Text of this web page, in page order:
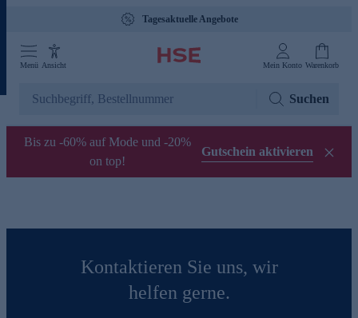
Tagesaktuelle Angebote
Menü Ansicht Mein Konto Warenkorb
Suchen
Bis zu -60% auf Mode und -20%
on top!
Gutschein aktivieren
Kontaktieren Sie uns, wir
helfen gerne.